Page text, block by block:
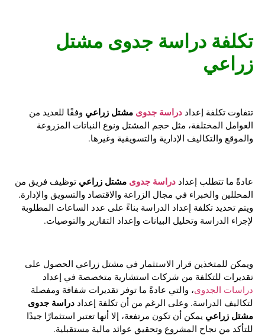
تكلفة دراسة جدوى مشتل
زراعي
تتفاوت تكلفة إعداد دراسة جدوى مشتل زراعي وفقًا للعديد من
العوامل المختلفة، مثل حجم المشتل ونوع النباتات المزروعة
والموقع والتكاليف الإدارية والتسويقية وغيرها.
عادةً ما تتطلب إعداد دراسة جدوى مشتل زراعي توظيف فريق من
المحللين والخبراء في مجال الزراعة والاقتصاد والتسويق والإدارة.
ويتم تحديد تكلفة إعداد الدراسة بناءً على عدد الساعات المطلوبة
لإجراء الدراسة وتحليل البيانات وإعداد التقارير والتوصيات.
ويمكن للمتخذين قرار الاستثمار في مشتل زراعي الحصول على
تقديرات للتكلفة من شركات استشارية متخصصة في إعداد
دراسات الجدوى، والتي عادةً ما توفر تقديرات شفافة ومفصلة
لتكاليف الدراسة. وعلى الرغم من أن تكلفة إعداد دراسة جدوى
مشتل زراعي يمكن أن تكون مرتفعة، إلا أنها تعتبر استثمارًا جيدًا
للتأكد من نجاح المشروع وتحقيق عوائد مالية مستقبلية.